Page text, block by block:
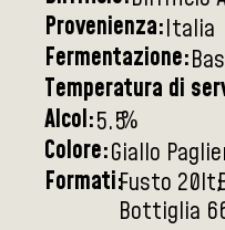
Provenienza:Italia
Fermentazione:
Temperatura di
Alcol:5.5%
Colore:Giallo
Formati:Fusto 20lt
Bottiglia